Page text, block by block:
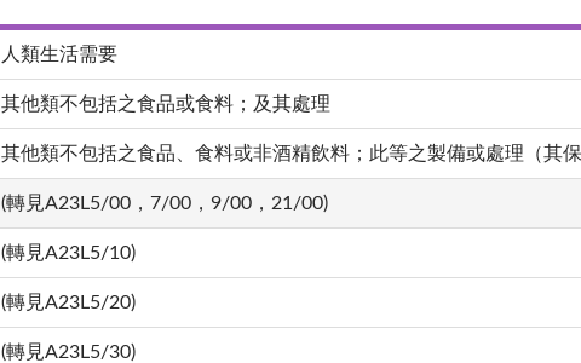
人類生活需要
其他類不包括之食品或食料；及其處理
其他類不包括之食品、食料或非酒精飲料；此等之製備或處理（其
(轉見A23L5/00，7/00，9/00，21/00)
(轉見A23L5/10)
(轉見A23L5/20)
(轉見A23L5/30)